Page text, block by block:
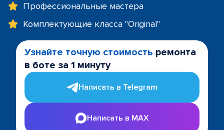
Профессиональные мастера
Комплектующие класса "Original"
Узнайте точную стоимость ремонта
в боте за 1 минуту
Написать в Telegram
Написать в MAX